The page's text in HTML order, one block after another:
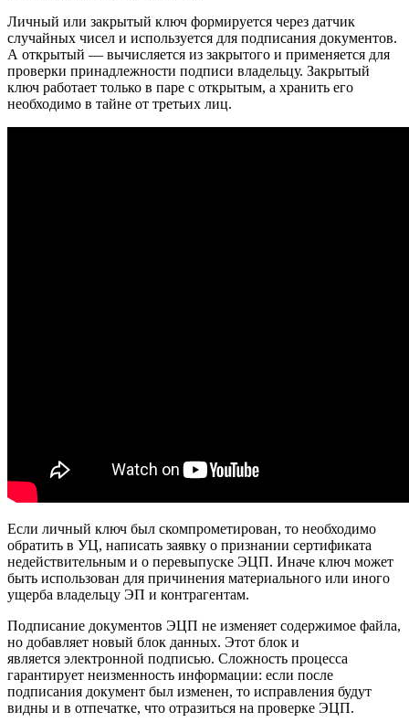
Личный или закрытый ключ формируется через датчик
случайных чисел и используется для подписания документов.
А открытый — вычисляется из закрытого и применяется для
проверки принадлежности подписи владельцу. Закрытый
ключ работает только в паре с открытым, а хранить его
необходимо в тайне от третьих лиц.
Если личный ключ был скомпрометирован, то необходимо
обратить в УЦ, написать заявку о признании сертификата
недействительным и о перевыпуске ЭЦП. Иначе ключ может
быть использован для причинения материального или иного
ущерба владельцу ЭП и контрагентам.
Подписание документов ЭЦП не изменяет содержимое файла,
но добавляет новый блок данных. Этот блок и
является электронной подписью. Сложность процесса
гарантирует неизменность информации: если после
подписания документ был изменен, то исправления будут
видны и в отпечатке, что отразиться на проверке ЭЦП.